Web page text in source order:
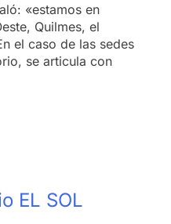
«estamos en
Quilmes, el
el caso de las sedes
se articula con
EL SOL